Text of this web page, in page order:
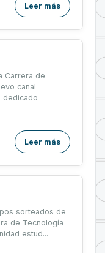
Leer más
Carrera de
canal
dedicado
Leer más
sorteados de
de Tecnología
estud...